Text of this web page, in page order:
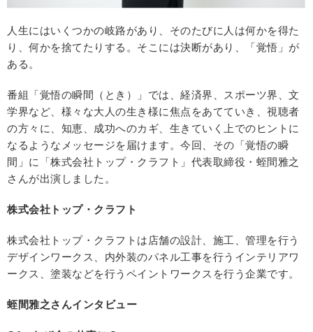
人生にはいくつかの岐路があり、そのたびに人は何かを得た
り、何かを捨てたりする。そこには決断があり、「覚悟」が
ある。
番組「覚悟の瞬間（とき）」では、経済界、スポーツ界、文
学界など、様々な大人の生き様に焦点をあてていき、視聴者
の方々に、知恵、成功へのカギ、生きていく上でのヒントに
なるようなメッセージを届けます。今回、その「覚悟の瞬
間」に「株式会社トップ・クラフト」代表取締役・蛭間雅之
さんが出演しました。
株式会社トップ・クラフト
株式会社トップ・クラフトは店舗の設計、施工、管理を行う
デザインワークス、内外装のパネル工事を行うインテリアワ
ークス、塗装などを行うペイントワークスを行う企業です。
蛭間雅之さんインタビュー